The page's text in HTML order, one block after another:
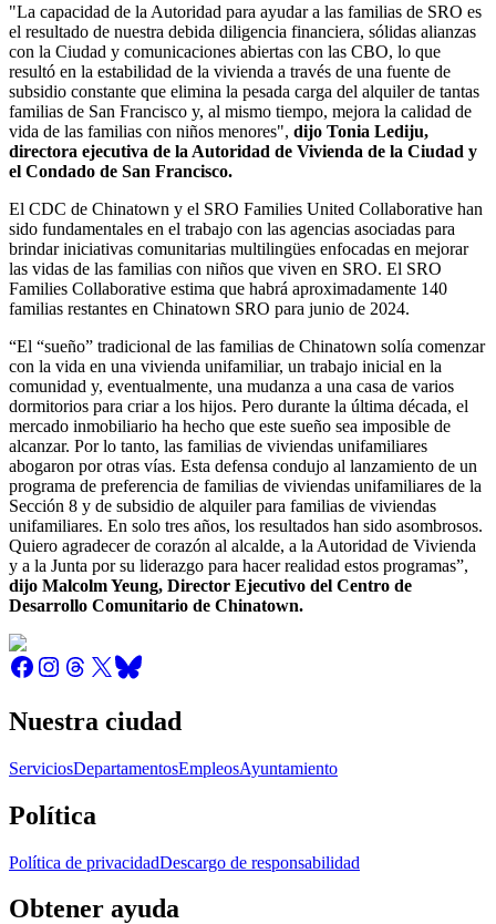
"La capacidad de la Autoridad para ayudar a las familias de SRO es
el resultado de nuestra debida diligencia financiera, sólidas alianzas
con la Ciudad y comunicaciones abiertas con las CBO, lo que
resultó en la estabilidad de la vivienda a través de una fuente de
subsidio constante que elimina la pesada carga del alquiler de tantas
familias de San Francisco y, al mismo tiempo, mejora la calidad de
vida de las familias con niños menores", dijo Tonia Lediju,
directora ejecutiva de la Autoridad de Vivienda de la Ciudad y
el Condado de San Francisco.
El CDC de Chinatown y el SRO Families United Collaborative han
sido fundamentales en el trabajo con las agencias asociadas para
brindar iniciativas comunitarias multilingües enfocadas en mejorar
las vidas de las familias con niños que viven en SRO. El SRO
Families Collaborative estima que habrá aproximadamente 140
familias restantes en Chinatown SRO para junio de 2024.
“El “sueño” tradicional de las familias de Chinatown solía comenzar
con la vida en una vivienda unifamiliar, un trabajo inicial en la
comunidad y, eventualmente, una mudanza a una casa de varios
dormitorios para criar a los hijos. Pero durante la última década, el
mercado inmobiliario ha hecho que este sueño sea imposible de
alcanzar. Por lo tanto, las familias de viviendas unifamiliares
abogaron por otras vías. Esta defensa condujo al lanzamiento de un
programa de preferencia de familias de viviendas unifamiliares de la
Sección 8 y de subsidio de alquiler para familias de viviendas
unifamiliares. En solo tres años, los resultados han sido asombrosos.
Quiero agradecer de corazón al alcalde, a la Autoridad de Vivienda
y a la Junta por su liderazgo para hacer realidad estos programas”,
dijo Malcolm Yeung, Director Ejecutivo del Centro de
Desarrollo Comunitario de Chinatown.
Nuestra ciudad
ServiciosDepartamentosEmpleosAyuntamiento
Política
Política de privacidadDescargo de responsabilidad
Obtener ayuda